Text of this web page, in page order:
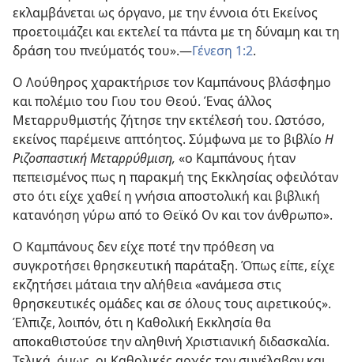
εκλαμβάνεται ως όργανο, με την έννοια ότι Εκείνος
προετοιμάζει και εκτελεί τα πάντα με τη δύναμη και τη
δράση του πνεύματός του».—Γένεση 1:2.
Ο Λούθηρος χαρακτήρισε τον Καμπάνους βλάσφημο
και πολέμιο του Γιου του Θεού. Ένας άλλος
Μεταρρυθμιστής ζήτησε την εκτέλεσή του. Ωστόσο,
εκείνος παρέμεινε απτόητος. Σύμφωνα με το βιβλίο Η
Ριζοσπαστική Μεταρρύθμιση, «ο Καμπάνους ήταν
πεπεισμένος πως η παρακμή της Εκκλησίας οφειλόταν
στο ότι είχε χαθεί η γνήσια αποστολική και βιβλική
κατανόηση γύρω από το Θεϊκό Ον και τον άνθρωπο».
Ο Καμπάνους δεν είχε ποτέ την πρόθεση να
συγκροτήσει θρησκευτική παράταξη. Όπως είπε, είχε
εκζητήσει μάταια την αλήθεια «ανάμεσα στις
θρησκευτικές ομάδες και σε όλους τους αιρετικούς».
Έλπιζε, λοιπόν, ότι η Καθολική Εκκλησία θα
αποκαθιστούσε την αληθινή Χριστιανική διδασκαλία.